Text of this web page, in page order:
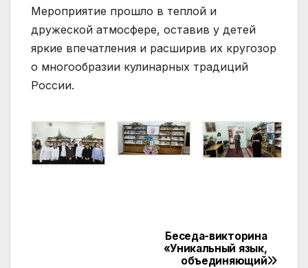
Мероприятие прошло в теплой и
дружеской атмосфере, оставив у детей
яркие впечатления и расширив их кругозор
о многообразии кулинарных традиций
России.
Беседа-викторина
«Уникальный язык,
объединяющий